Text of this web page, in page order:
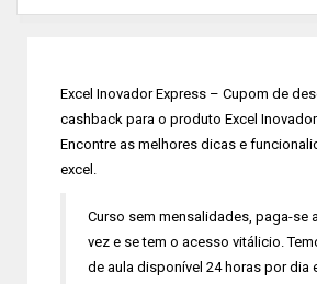
Excel Inovador Express – Cupom de
cashback para o produto Excel
Encontre as melhores dicas e
excel.
Curso sem mensalidades, paga-se
vez e se tem o acesso vitálicio.
de aula disponível 24 horas por dia